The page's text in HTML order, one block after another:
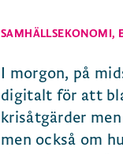
SAMHÄLLSEKONOMI,
I morgon, på
digitalt för att
krisåtgärder
men också om